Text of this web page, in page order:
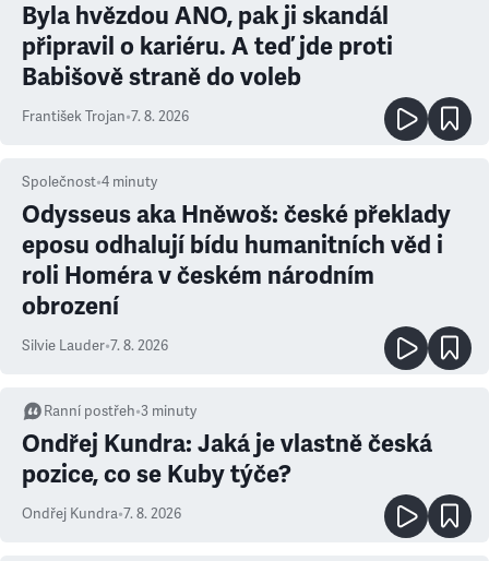
Byla hvězdou ANO, pak ji skandál
připravil o kariéru. A teď jde proti
Babišově straně do voleb
František Trojan•7. 8. 2026
Společnost•4 minuty
Odysseus aka Hněwoš: české překlady
eposu odhalují bídu humanitních věd i
roli Homéra v českém národním
obrození
Silvie Lauder•7. 8. 2026
Ranní postřeh•3 minuty
Ondřej Kundra: Jaká je vlastně česká
pozice, co se Kuby týče?
Ondřej Kundra•7. 8. 2026